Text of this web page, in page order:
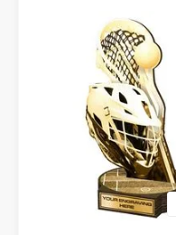
Způsob personalizace